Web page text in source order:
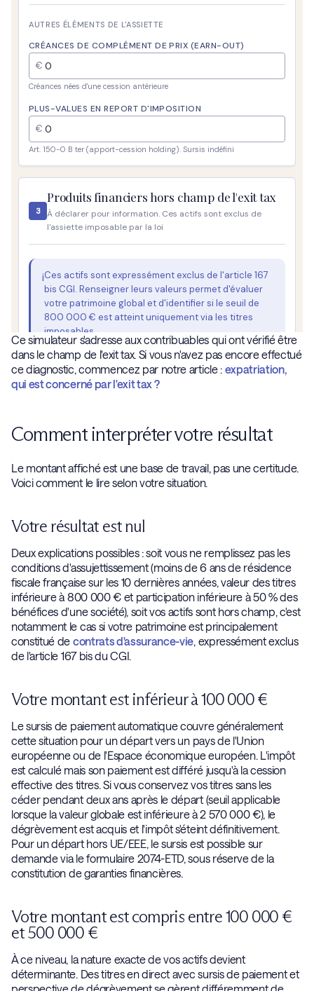
Ce simulateur s'adresse aux contribuables qui ont vérifié être
dans le champ de l'exit tax. Si vous n'avez pas encore effectué
ce diagnostic, commencez par notre article : expatriation,
qui est concerné par l'exit tax ?
Comment interpréter votre résultat
Le montant affiché est une base de travail, pas une certitude.
Voici comment le lire selon votre situation.
Votre résultat est nul
Deux explications possibles : soit vous ne remplissez pas les
conditions d'assujettissement (moins de 6 ans de résidence
fiscale française sur les 10 dernières années, valeur des titres
inférieure à 800 000 € et participation inférieure à 50 % des
bénéfices d'une société), soit vos actifs sont hors champ, c'est
notamment le cas si votre patrimoine est principalement
constitué de contrats d'assurance-vie, expressément exclus
de l'article 167 bis du CGI.
Votre montant est inférieur à 100 000 €
Le sursis de paiement automatique couvre généralement
cette situation pour un départ vers un pays de l'Union
européenne ou de l'Espace économique européen. L'impôt
est calculé mais son paiement est différé jusqu'à la cession
effective des titres. Si vous conservez vos titres sans les
céder pendant deux ans après le départ (seuil applicable
lorsque la valeur globale est inférieure à 2 570 000 €), le
dégrèvement est acquis et l'impôt s'éteint définitivement.
Pour un départ hors UE/EEE, le sursis est possible sur
demande via le formulaire 2074-ETD, sous réserve de la
constitution de garanties financières.
Votre montant est compris entre 100 000 €
et 500 000 €
À ce niveau, la nature exacte de vos actifs devient
déterminante. Des titres en direct avec sursis de paiement et